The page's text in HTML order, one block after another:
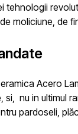
tehnologii
moliciune, de
Acero
si, nu in ultimul
pardoseli,